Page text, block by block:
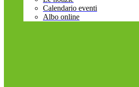
Calendario eventi
Albo online